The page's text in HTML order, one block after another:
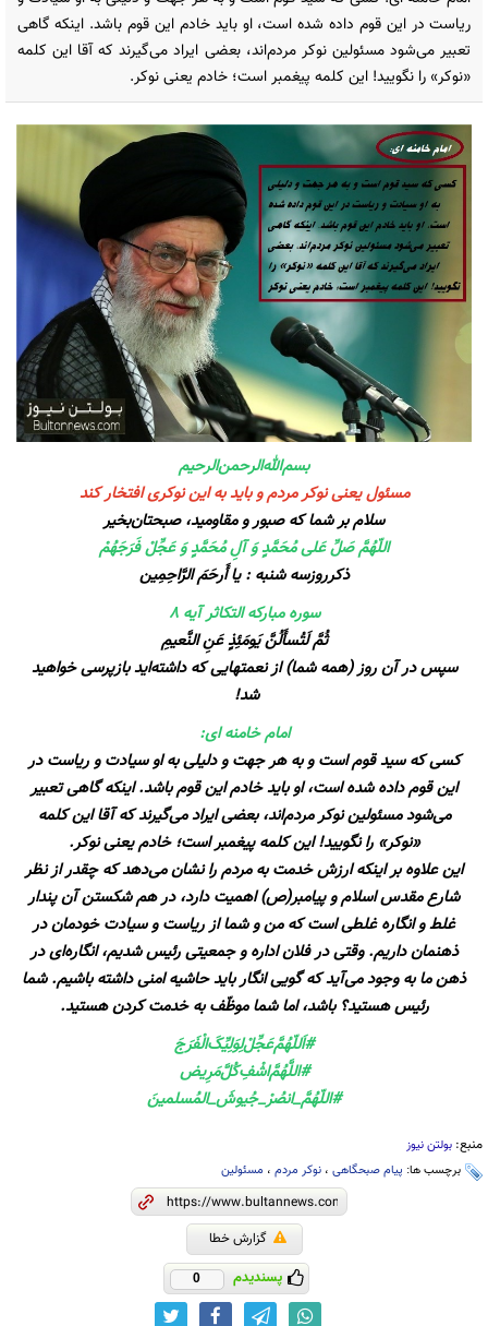
ریاست در این قوم داده شده است، او باید خادم این قوم باشد. اینکه گاهی
تعبیر می‌شود مسئولین نوکر مردم‌اند، بعضی ایراد می‌گیرند که آقا این کلمه
«نوکر» را نگویید! این کلمه پیغمبر است؛ خادم یعنی نوکر.
بسم‌الله‌الرحمن‌الرحیم
مسئول یعنی نوکر مردم و باید به این نوکری افتخار کند
سلام‌ بر شما که صبور و مقاومید، صبحتان‌بخیر
اللّهُمَّ صَلِّ عَلی مُحَمَّدٍ وَ آلِ مُحَمَّدٍ وَ عَجِّلْ فَرَجَهُمْ
ذکرروزسه شنبه : یا أَرحَمَ الرَّاحِمِین
سوره مبارکه التكاثر آیه ۸
ثُمَّ لَتُسأَلُنَّ يَومَئِذٍ عَنِ النَّعيمِ
سپس در آن روز (همه شما) از نعمتهایی که داشته‌اید بازپرسی خواهید
شد!
امام خامنه ای:
کسی که سید قوم است و به هر جهت و دلیلی به او سیادت و ریاست در
این قوم داده شده است، او باید خادم این قوم باشد. اینکه گاهی تعبیر
می‌شود مسئولین نوکر مردم‌اند، بعضی ایراد می‌گیرند که آقا این کلمه
«نوکر» را نگویید! این کلمه پیغمبر است؛ خادم یعنی نوکر.
این علاوه بر اینکه ارزش خدمت به مردم را نشان می‌دهد که چقدر از نظر
شارع مقدس اسلام و پیامبر(ص) اهمیت دارد، در هم شکستن آن پندار
غلط و انگاره غلطی است که من و شما از ریاست و سیادت خودمان در
ذهنمان داریم. وقتی در فلان اداره و جمعیتی رئیس شدیم، انگاره‌ای در
ذهن ما به وجود می‌آید که گویی انگار باید حاشیه امنی داشته باشیم. شما
رئیس هستید؟ باشد، اما شما موظّف به خدمت کردن هستید.
#اَللّهُمَّ‌عَجِّلْ‌لِوَلِيِّکَ‌الْفَرَجَ
#اللَّهُمَّ‌اشْفِ‌کُلَّ‌مَرِیض
#اللّهُمَّ_انصُرْ_جُيوشَ_المُسلمينَ
منبع: بولتن نیوز
برچسب ها: پیام صبحگاهی ، نوکر مردم ، مسئولین
گزارش خطا
پسندیدم 0